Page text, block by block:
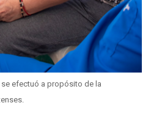
efectuó a propósito de la